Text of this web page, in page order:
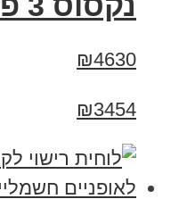
₪4630
₪3454